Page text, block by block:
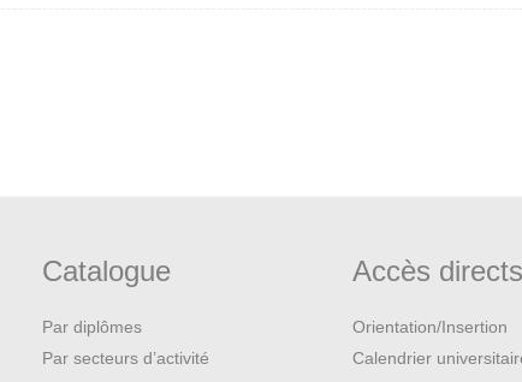
Catalogue
Par diplômes
Par secteurs d’activité
Accès
Orientation/Insertion
Calendrier